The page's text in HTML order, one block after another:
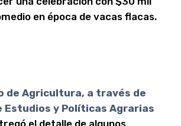
en época de vacas flacas.
de Agricultura, a través de
Estudios y Políticas Agrarias
el detalle de algunos